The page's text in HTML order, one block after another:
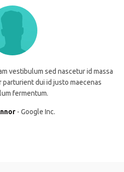
vestibulum sed nascetur id massa
parturient dui id justo maecenas
fermentum.
Google Inc.